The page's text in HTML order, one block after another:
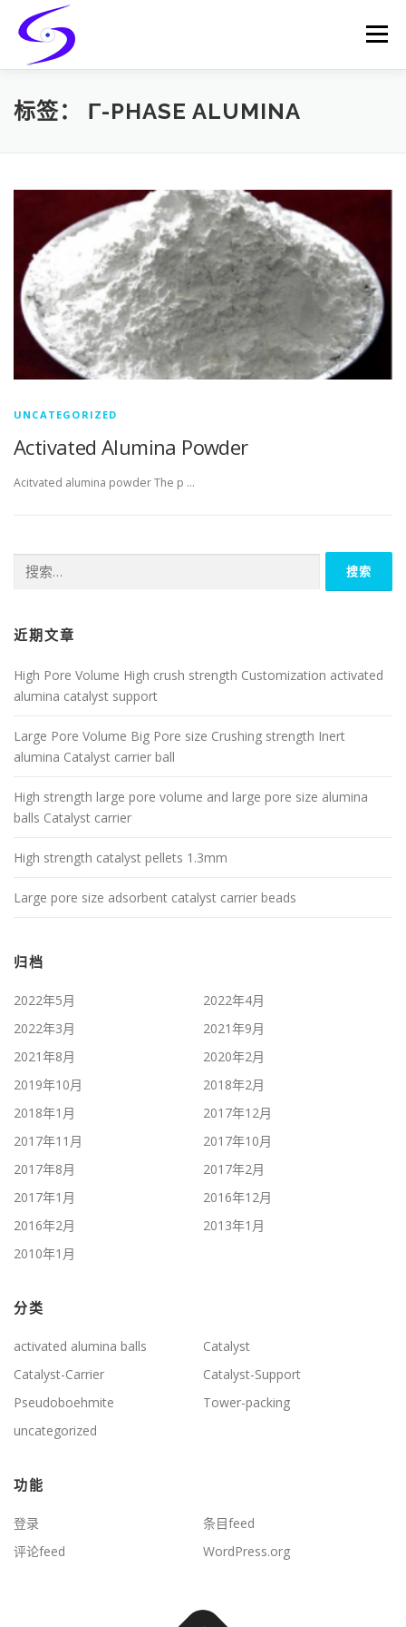
content
Menu
HOME PRODUCTS CATALYST-CARRIER
标签： Γ-PHASE ALUMINA
UNCATEGORIZED
Activated Alumina Powder
Acitvated alumina powder The p …
索：
近期文章
High Pore Volume High crush strength Customization activated
alumina catalyst support
Large Pore Volume Big Pore size Crushing strength Inert
alumina Catalyst carrier ball
High strength large pore volume and large pore size alumina
balls Catalyst carrier
High strength catalyst pellets 1.3mm
Large pore size adsorbent catalyst carrier beads
归档
2022年5月
2022年4月
2022年3月
2021年9月
2021年8月
2020年2月
2019年10月
2018年2月
2018年1月
2017年12月
2017年11月
2017年10月
2017年8月
2017年2月
2017年1月
2016年12月
2016年2月
2013年1月
2010年1月
分类
activated alumina balls
Catalyst
Catalyst-Carrier
Catalyst-Support
Pseudoboehmite
Tower-packing
uncategorized
功能
登录
条目feed
评论feed
WordPress.org